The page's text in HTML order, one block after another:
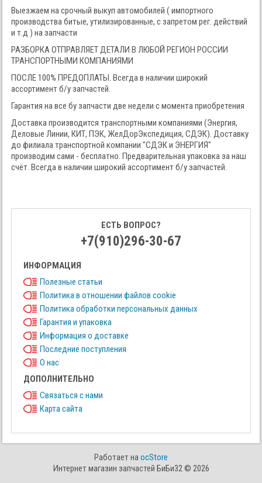
Выезжаем на срочный выкуп автомобилей ( импортного
производства битые, утилизированные, с запретом рег. действий
и т.д ) на запчасти
РАЗБОРКА ОТПРАВЛЯЕТ ДЕТАЛИ В ЛЮБОЙ РЕГИОН РОССИИ
ТРАНСПОРТНЫМИ КОМПАНИЯМИ
ПОСЛЕ 100% ПРЕДОПЛАТЫ. Всегда в наличии широкий
ассортимент б/у запчастей.
Гарантия на все бу запчасти две недели с момента приобретения
Доставка производится транспортными компаниями (Энергия,
Деловые Линии, КИТ, ПЭК, ЖелДорЭкспедиция, СДЭК). Доставку
до филиала транспортной компании "СДЭК и ЭНЕРГИЯ"
производим сами - бесплатно. Предварительная упаковка за наш
счёт. Всегда в наличии широкий ассортимент б/у запчастей.
ЕСТЬ ВОПРОС?
+7(910)296-30-67
ИНФОРМАЦИЯ
Полезные статьи
Политика в отношении файлов cookie
Политика обработки персональных данных
Гарантия и упаковка
Информация о доставке
Последние поступления
О нас
ДОПОЛНИТЕЛЬНО
Связаться с нами
Карта сайта
Работает наocStore
Интернет магазин запчастей БиБи32 © 2026